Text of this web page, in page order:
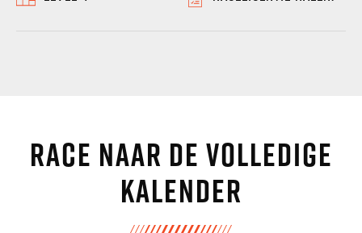
Race naar de volledige
kalender